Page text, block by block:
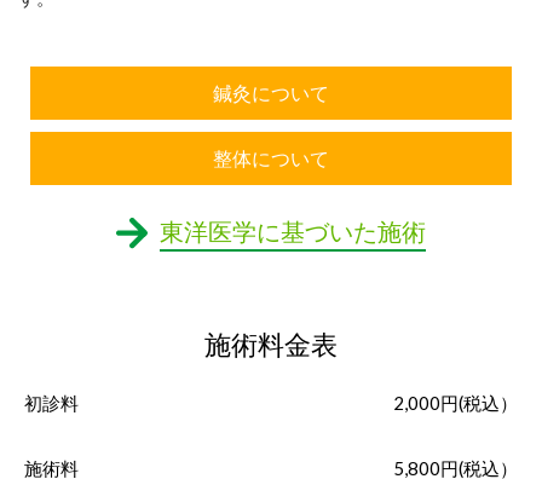
鍼灸について
整体について
東洋医学に基づいた施術
施術料金表
初診料 2,000円(税込）
施術料 5,800円(税込）